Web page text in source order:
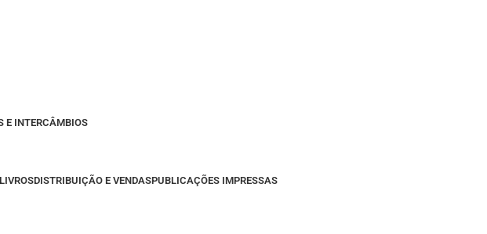
E INTERCÂMBIOS
DISTRIBUIÇÃO E VENDASPUBLICAÇÕES IMPRESSAS